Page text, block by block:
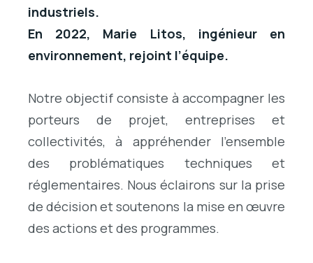
industriels.
En 2022, Marie Litos, ingénieur en
environnement, rejoint l’équipe.
Notre objectif consiste à accompagner les
porteurs de projet, entreprises et
collectivités, à appréhender l’ensemble
des problématiques techniques et
réglementaires. Nous éclairons sur la prise
de décision et soutenons la mise en œuvre
des actions et des programmes.